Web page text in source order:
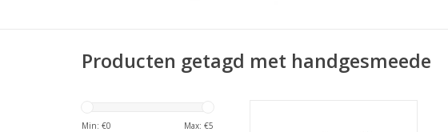
Producten getagd met handgesmeede
Min: €0 Max: €5